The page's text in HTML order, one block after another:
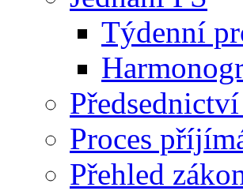
Týdenní
Proces
Přehled